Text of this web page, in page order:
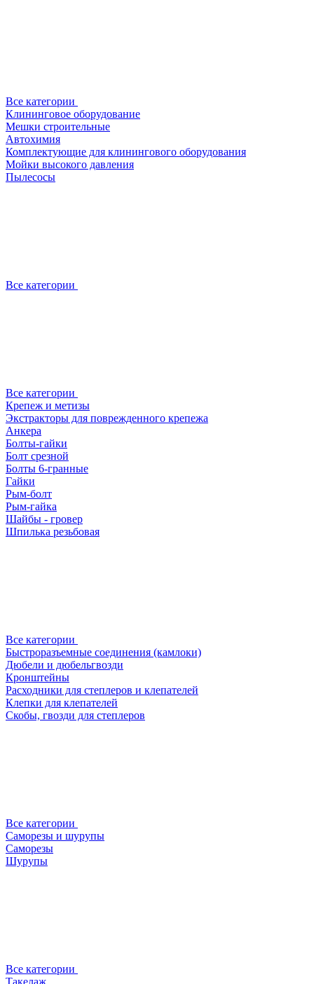
Все категории
Клининговое оборудование
Мешки строительные
Автохимия
Комплектующие для клинингового оборудования
Мойки высокого давления
Пылесосы
Все категории
Все категории
Крепеж и метизы
Экстракторы для поврежденного крепежа
Анкера
Болты-гайки
Болт срезной
Болты 6-гранные
Гайки
Рым-болт
Рым-гайка
Шайбы - гровер
Шпилька резьбовая
Все категории
Быстроразъемные соединения (камлоки)
Дюбели и дюбельгвозди
Кронштейны
Расходники для степлеров и клепателей
Клепки для клепателей
Скобы, гвозди для степлеров
Все категории
Саморезы и шурупы
Саморезы
Шурупы
Все категории
Такелаж